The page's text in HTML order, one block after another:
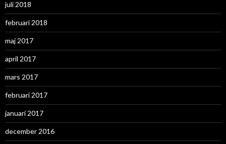
juli 2018
februari 2018
maj 2017
april 2017
mars 2017
februari 2017
januari 2017
december 2016